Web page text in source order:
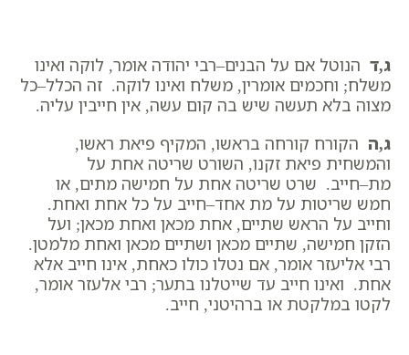
ג,ד הנוטל אם על הבנים–רבי יהודה אומר, לוקה ואינו
משלח; וחכמים אומרין, משלח ואינו לוקה. זה הכלל–כל
מצוה בלא תעשה שיש בה קום עשה, אין חייבין עליה.
ג,ה הקורח קורחה בראשו, המקיף פיאת ראשו,
והמשחית פיאת זקנו, השורט שריטה אחת על
מת–חייב. שרט שריטה אחת על חמישה מתים, או
חמש שריטות על מת אחד–חייב על כל אחת ואחת.
וחייב על הראש שתיים, אחת מכאן ואחת מכאן; ועל
הזקן חמישה, שתיים מכאן ושתיים מכאן ואחת מלמטן.
רבי אליעזר אומר, אם נטלו כולו כאחת, אינו חייב אלא
אחת. ואינו חייב עד שייטלנו בתער; רבי אלעזר אומר,
לקטו במלקטת או ברהיטני, חייב.